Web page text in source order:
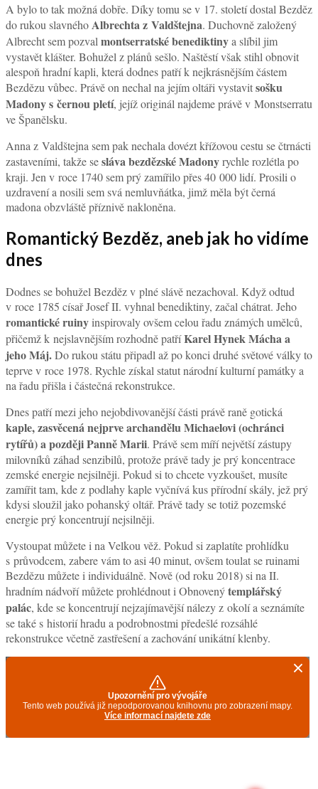
A bylo to tak možná dobře. Díky tomu se v 17. století dostal Bezděz
do rukou slavného Albrechta z Valdštejna. Duchovně založený
Albrecht sem pozval montserratské benediktinya slíbil jim
vystavět klášter. Bohužel z plánů sešlo. Naštěstí však stihl obnovit
alespoň hradní kapli, která dodnes patří k nejkrásnějším částem
Bezdězu vůbec. Právě on nechal na jejím oltáři vystavitsošku
Madony s černou pletí, jejíž originál najdeme právě v Monstserratu
ve Španělsku.
Anna z Valdštejna sem pak nechala dovézt křížovou cestu se čtrnácti
zastaveními, takže sesláva bezdězské Madonyrychle rozlétla po
kraji. Jen v roce 1740 sem prý zamířilo přes 40 000 lidí. Prosili o
uzdravení a nosili sem svá nemluvňátka, jimž měla být černá
madona obzvláště příznivě nakloněna.
Romantický Bezděz, aneb jak ho vidíme
dnes
Dodnes se bohužel Bezděz v plné slávě nezachoval. Když odtud
v roce 1785 císař Josef II. vyhnal benediktiny, začal chátrat. Jeho
romantické ruinyinspirovaly ovšem celou řadu známých umělců,
přičemž k nejslavnějším rozhodně patříKarel Hynek Mácha a
jeho Máj.Do rukou státu připadl až po konci druhé světové války to
teprve v roce 1978. Rychle získal statut národní kulturní památky a
na řadu přišla i částečná rekonstrukce.
Dnes patří mezi jeho nejobdivovanější části právě raně gotická
kaple, zasvěcená nejprve archandělu Michaelovi (ochránci
rytířů) a později Panně Marii. Právě sem míří největší zástupy
milovníků záhad senzibilů, protože právě tady je prý koncentrace
zemské energie nejsilněji. Pokud si to chcete vyzkoušet, musíte
zamířit tam, kde z podlahy kaple vyčnívá kus přírodní skály, jež prý
kdysi sloužil jako pohanský oltář. Právě tady se totiž pozemské
energie prý koncentrují nejsilněji.
Vystoupat můžete i na Velkou věž. Pokud si zaplatíte prohlídku
s průvodcem, zabere vám to asi 40 minut, ovšem toulat se ruinami
Bezdězu můžete i individuálně. Nově (od roku 2018) si na II.
hradním nádvoří můžete prohlédnout i Obnovenýtemplářský
palác, kde se koncentrují nejzajímavější nálezy z okolí a seznámíte
se také s historií hradu a podrobnostmi předešlé rozsáhlé
rekonstrukce včetně zastřešení a zachování unikátní klenby.